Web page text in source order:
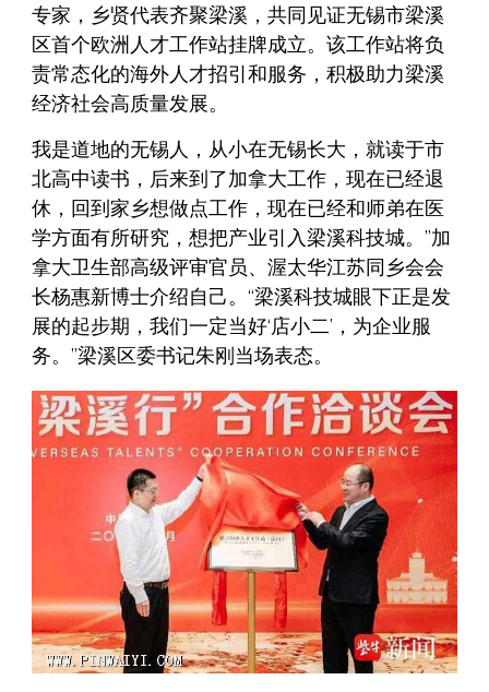
专家，乡贤代表齐聚梁溪，共同见证无锡市梁溪
区首个欧洲人才工作站挂牌成立。该工作站将负
责常态化的海外人才招引和服务，积极助力梁溪
经济社会高质量发展。
我是道地的无锡人，从小在无锡长大，就读于市
北高中读书，后来到了加拿大工作，现在已经退
休，回到家乡想做点工作，现在已经和师弟在医
学方面有所研究，想把产业引入梁溪科技城。”加
拿大卫生部高级评审官员、渥太华江苏同乡会会
长杨惠新博士介绍自己。“梁溪科技城眼下正是发
展的起步期，我们一定当好‘店小二’，为企业服
务。”梁溪区委书记朱刚当场表态。